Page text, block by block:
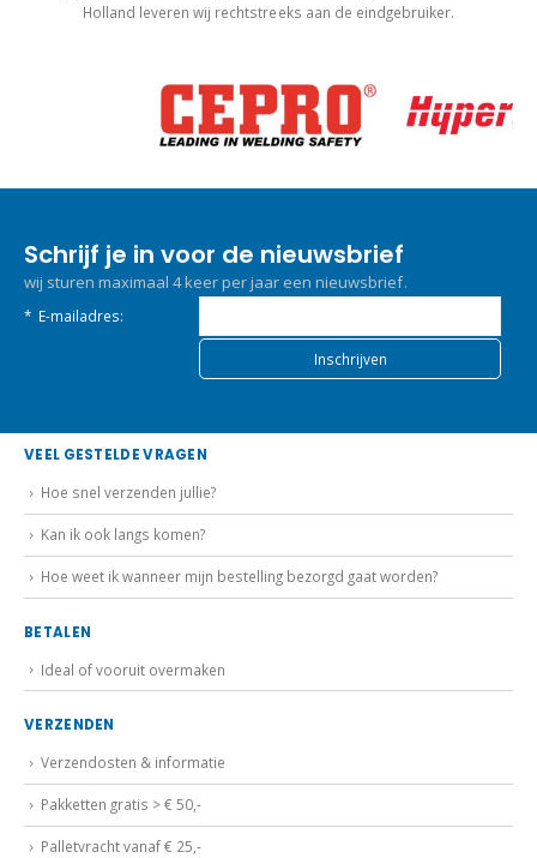
Holland leveren wij rechtstreeks aan de eindgebruiker.
Schrijf je in voor de nieuwsbrief
wij sturen maximaal 4 keer per jaar een nieuwsbrief.
* E-mailadres:
VEEL GESTELDE VRAGEN
Hoe snel verzenden jullie?
Kan ik ook langs komen?
Hoe weet ik wanneer mijn bestelling bezorgd gaat worden?
BETALEN
Ideal of vooruit overmaken
VERZENDEN
Verzendosten & informatie
Pakketten gratis > € 50,-
Palletvracht vanaf € 25,-